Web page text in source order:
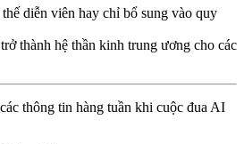
diễn viên hay chỉ bổ sung vào quy
thành hệ thần kinh trung ương cho các
thông tin hàng tuần khi cuộc đua AI